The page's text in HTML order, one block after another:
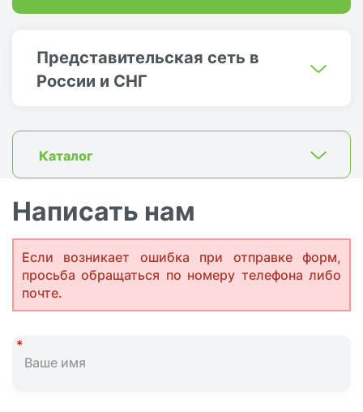
Представительская сеть в
России и СНГ
Каталог
Написать нам
Если возникает ошибка при отправке форм,
просьба обращаться по номеру телефона либо
почте.